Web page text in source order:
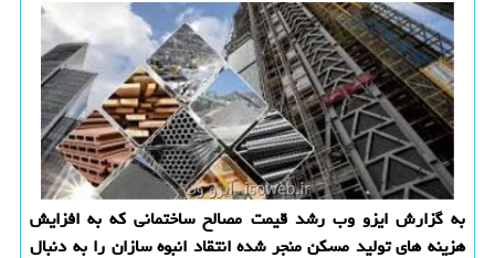
به گزارش ایزو وب رشد قیمت مصالح ساختمانی كه به افزایش
هزینه های تولید مسكن منجر شده انتقاد انبوه سازان را به دنبال